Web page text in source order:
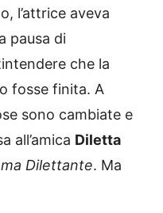
l’attrice aveva
pausa di
che la
fosse finita. A
sono cambiate e
all’amica Diletta
Dilettante. Ma